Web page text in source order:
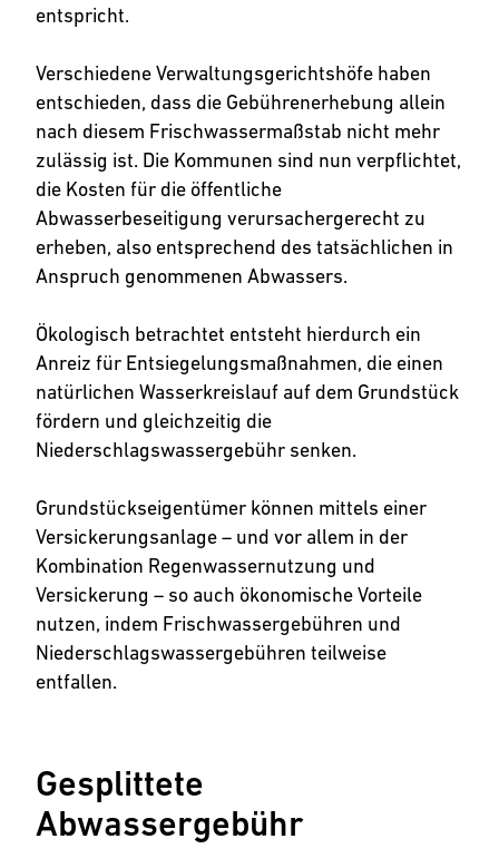
entspricht.
Verschiedene Verwaltungsgerichtshöfe haben
entschieden, dass die Gebührenerhebung allein
nach diesem Frischwassermaßstab nicht mehr
zulässig ist. Die Kommunen sind nun verpflichtet,
die Kosten für die öffentliche
Abwasserbeseitigung verursachergerecht zu
erheben, also entsprechend des tatsächlichen in
Anspruch genommenen Abwassers.
Ökologisch betrachtet entsteht hierdurch ein
Anreiz für Entsiegelungsmaßnahmen, die einen
natürlichen Wasserkreislauf auf dem Grundstück
fördern und gleichzeitig die
Niederschlagswassergebühr senken.
Grundstückseigentümer können mittels einer
Versickerungsanlage – und vor allem in der
Kombination Regenwassernutzung und
Versickerung – so auch ökonomische Vorteile
nutzen, indem Frischwassergebühren und
Niederschlagswassergebühren teilweise
entfallen.
Gesplittete
Abwassergebühr